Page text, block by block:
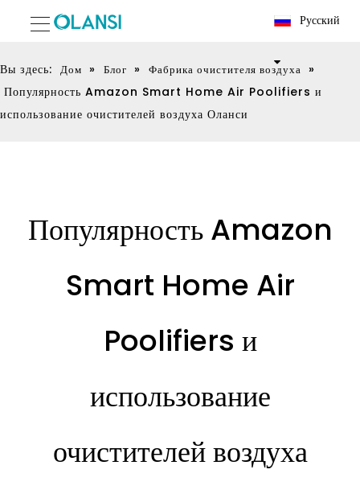
Pусский
Вы здесь: Дом » Блог » Фабрика очистителя воздуха »
Популярность Amazon Smart Home Air Poolifiers и
использование очистителей воздуха Оланси
Популярность Amazon
Smart Home Air
Poolifiers и
использование
очистителей воздуха